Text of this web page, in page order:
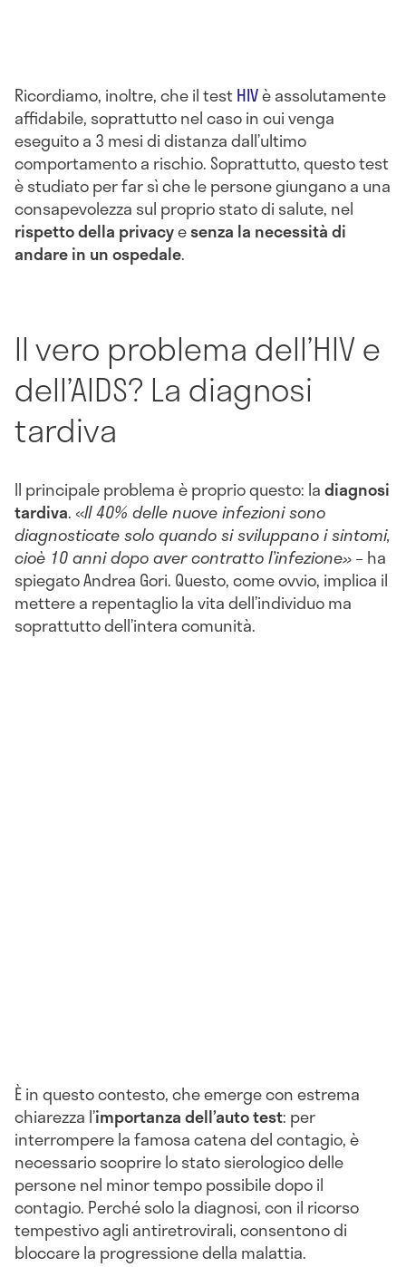
Ricordiamo, inoltre, che il testHIVè assolutamente
affidabile, soprattutto nel caso in cui venga
eseguito a 3 mesi di distanza dall’ultimo
comportamento a rischio. Soprattutto, questo test
è studiato per far sì che le persone giungano a una
consapevolezza sul proprio stato di salute, nel
rispetto della privacyesenza la necessità di
andare in un ospedale.
Il vero problema dell’HIV e
dell’AIDS? La diagnosi
tardiva
Il principale problema è proprio questo: ladiagnosi
tardiva. «Il 40% delle nuove infezioni sono
diagnosticate solo quando si sviluppano i sintomi,
cioè 10 anni dopo aver contratto l’infezione»– ha
spiegato Andrea Gori. Questo, come ovvio, implica il
mettere a repentaglio la vita dell’individuo ma
soprattutto dell’intera comunità.
È in questo contesto, che emerge con estrema
chiarezza l’importanza dell’auto test: per
interrompere la famosa catena del contagio, è
necessario scoprire lo stato sierologico delle
persone nel minor tempo possibile dopo il
contagio. Perché solo la diagnosi, con il ricorso
tempestivo agli antiretrovirali, consentono di
bloccare la progressione della malattia.